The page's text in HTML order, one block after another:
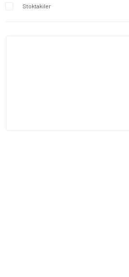
Stoktakiler